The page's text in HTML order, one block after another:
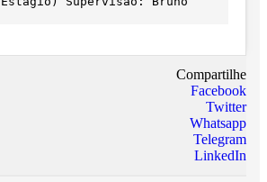
Compartilhe
Facebook
Twitter
Whatsapp
Telegram
LinkedIn